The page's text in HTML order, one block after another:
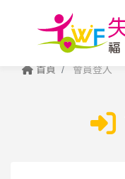
首頁 會員登入